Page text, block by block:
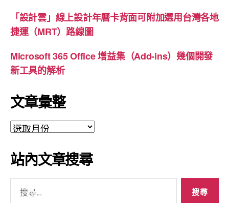
「設計雲」線上設計年曆卡背面可附加選用台灣各地
捷運（MRT）路線圖
Microsoft 365 Office 增益集（Add-ins）幾個開發
新工具的解析
文章彙整
文
彙
整
站內文章搜尋